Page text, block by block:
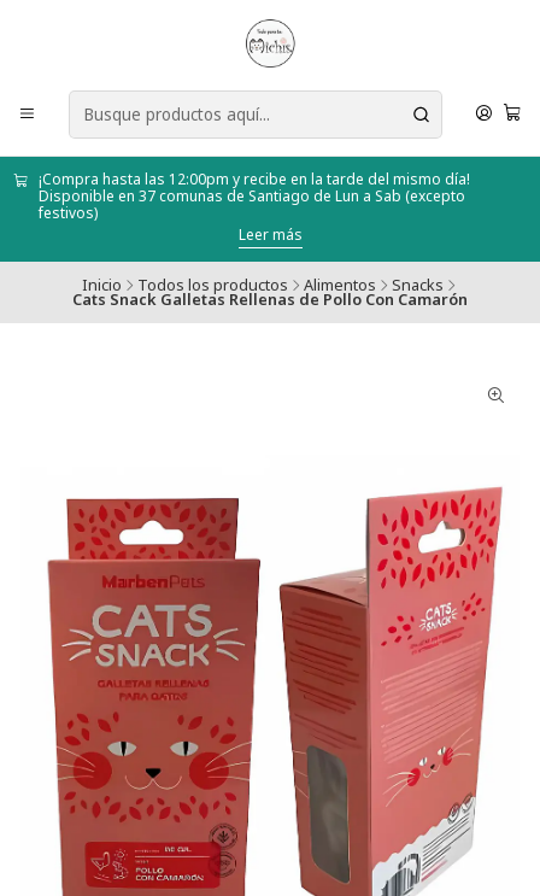
¡Compra hasta las 12:00pm y recibe en la tarde del mismo día!
Disponible en 37 comunas de Santiago de Lun a Sab (excepto
festivos)
Leer más
Inicio Todos los productos Alimentos Snacks
Cats Snack Galletas Rellenas de Pollo Con Camarón